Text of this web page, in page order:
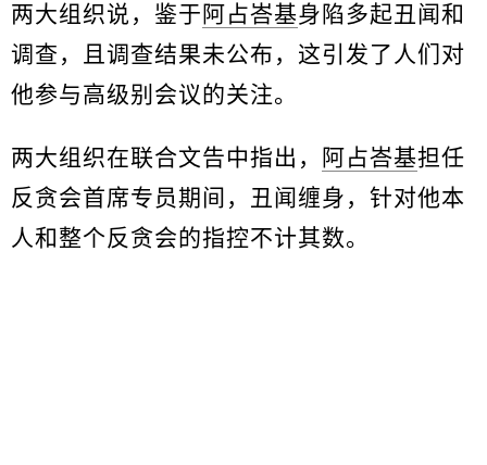
两大组织说，鉴于 阿占峇基身陷多起丑闻和
调查，且调查结果未公布，这引发了人们对
他参与高级别会议的关注。
两大组织在联合文告中指出， 阿占峇基担任
反贪会首席专员期间，丑闻缠身，针对他本
人和整个反贪会的指控不计其数。